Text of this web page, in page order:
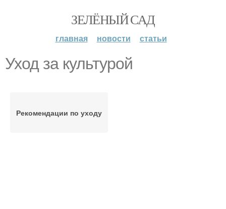
ЗЕЛЁНЫЙ САД
главная новости статьи
Уход за культурой
Рекомендации по уходу